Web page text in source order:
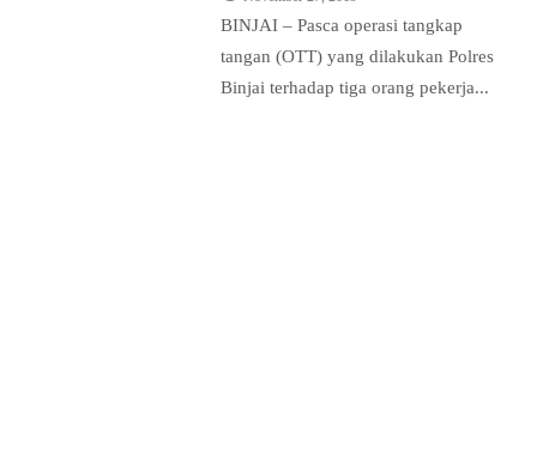
BINJAI – Pasca operasi tangkap
tangan (OTT) yang dilakukan Polres
Binjai terhadap tiga orang pekerja...